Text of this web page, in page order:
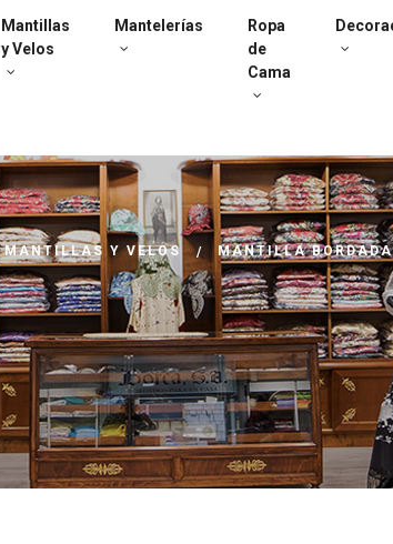
Mantillas
y Velos
Mantelerías
Ropa
de
Cama
MANTILLAS Y VELOS MANTILLA